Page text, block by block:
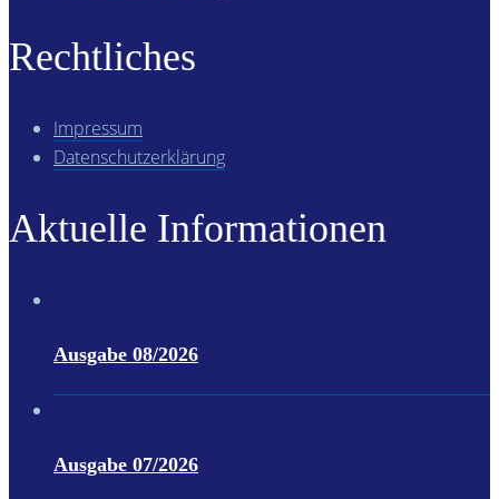
Rechtliches
Impressum
Datenschutzerklärung
Aktuelle Informationen
Ausgabe 08/2026
Ausgabe 07/2026